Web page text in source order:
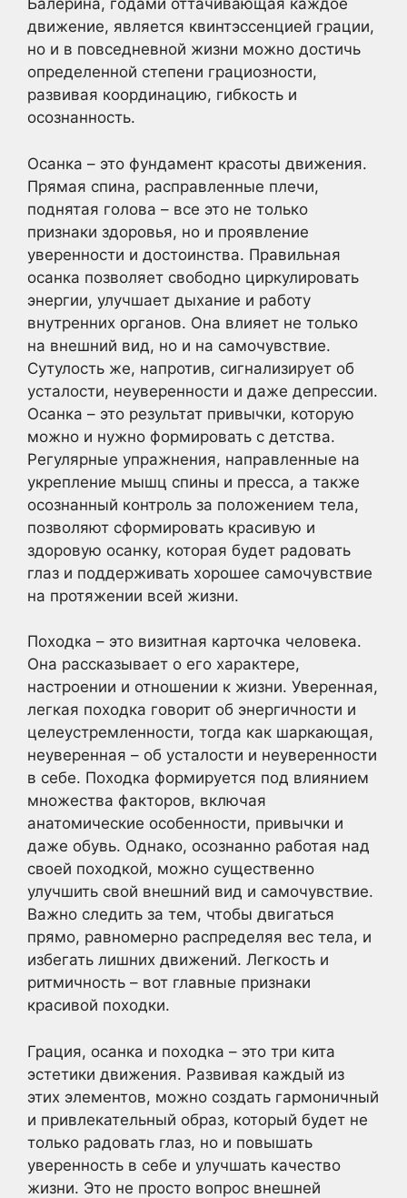
Балерина, годами оттачивающая каждое
движение, является квинтэссенцией грации,
но и в повседневной жизни можно достичь
определенной степени грациозности,
развивая координацию, гибкость и
осознанность.
Осанка – это фундамент красоты движения.
Прямая спина, расправленные плечи,
поднятая голова – все это не только
признаки здоровья, но и проявление
уверенности и достоинства. Правильная
осанка позволяет свободно циркулировать
энергии, улучшает дыхание и работу
внутренних органов. Она влияет не только
на внешний вид, но и на самочувствие.
Сутулость же, напротив, сигнализирует об
усталости, неуверенности и даже депрессии.
Осанка – это результат привычки, которую
можно и нужно формировать с детства.
Регулярные упражнения, направленные на
укрепление мышц спины и пресса, а также
осознанный контроль за положением тела,
позволяют сформировать красивую и
здоровую осанку, которая будет радовать
глаз и поддерживать хорошее самочувствие
на протяжении всей жизни.
Походка – это визитная карточка человека.
Она рассказывает о его характере,
настроении и отношении к жизни. Уверенная,
легкая походка говорит об энергичности и
целеустремленности, тогда как шаркающая,
неуверенная – об усталости и неуверенности
в себе. Походка формируется под влиянием
множества факторов, включая
анатомические особенности, привычки и
даже обувь. Однако, осознанно работая над
своей походкой, можно существенно
улучшить свой внешний вид и самочувствие.
Важно следить за тем, чтобы двигаться
прямо, равномерно распределяя вес тела, и
избегать лишних движений. Легкость и
ритмичность – вот главные признаки
красивой походки.
Грация, осанка и походка – это три кита
эстетики движения. Развивая каждый из
этих элементов, можно создать гармоничный
и привлекательный образ, который будет не
только радовать глаз, но и повышать
уверенность в себе и улучшать качество
жизни. Это не просто вопрос внешней